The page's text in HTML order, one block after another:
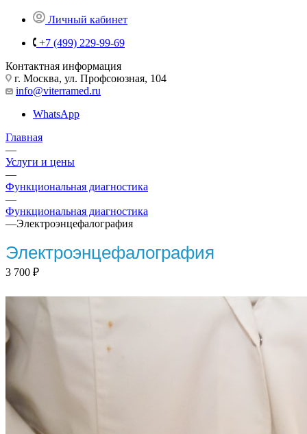
Личный кабинет
+7 (499) 229-99-69
Контактная информация
г. Москва, ул. Профсоюзная, 104
info@viterramed.ru
WhatsApp
Главная
—
Услуги и цены
—
Функциональная диагностика
—
Функциональная диагностика
—Электроэнцефалография
Электроэнцефалография
3 700 ₽